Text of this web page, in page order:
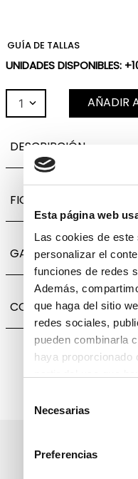
Esta página web
Las cookies de
personalizar el
funciones de redes
Además,
que haga del sitio
redes sociales,
pueden combinarla
haya proporcionado
deNecesarias
Preferencias
GUÍA DE TALLAS
UNIDADES DISPONIBLES:
1 AÑADIR
DESCRIPCIÓN
FICHA TÉCNICA
GARANTÍA, CAMBIOS Y
COMPARTIR
Suscríbete